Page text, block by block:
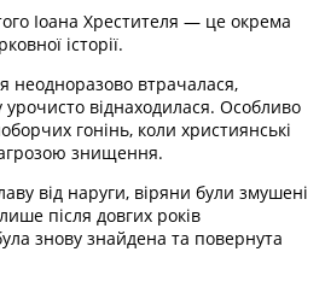
Іоана Хрестителя — це окрема
історії.
неодноразово втрачалася,
урочисто віднаходилася. Особливо
гонінь, коли християнські
знищення.
від наруги, віряни були змушені
після довгих років
знову знайдена та повернута